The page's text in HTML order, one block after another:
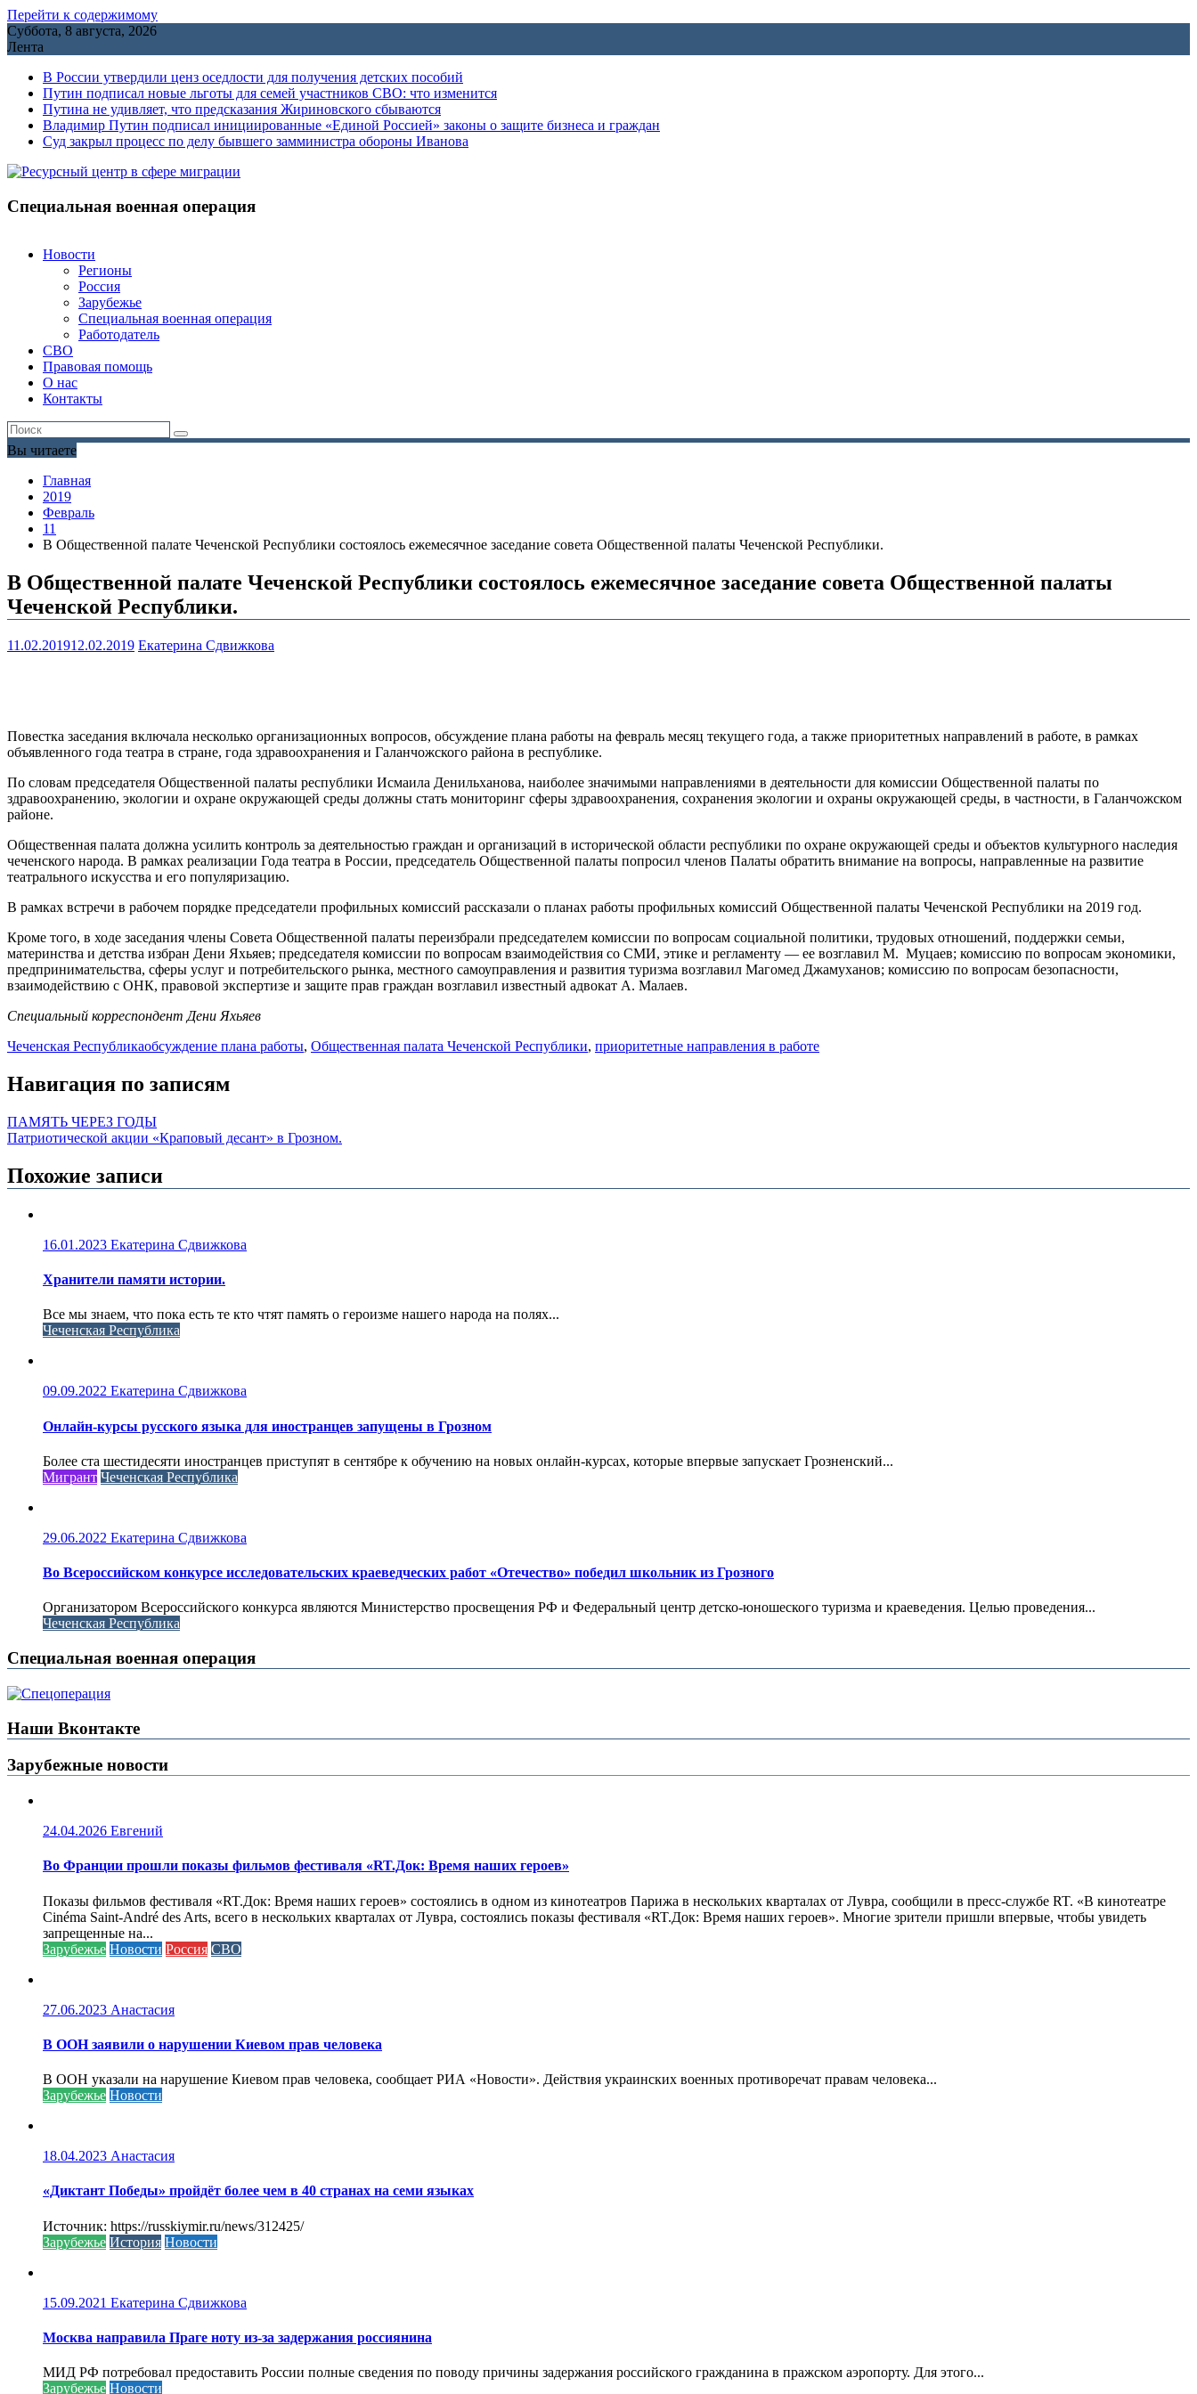
Перейти к содержимому
Суббота, 8 августа, 2026
Лента
В России утвердили ценз оседлости для получения детских пособий
Путин подписал новые льготы для семей участников СВО: что изменится
Путина не удивляет, что предсказания Жириновского сбываются
Владимир Путин подписал инициированные «Единой Россией» законы о защите бизнеса и граждан
Cуд закрыл процесс по делу бывшего замминистра обороны Иванова
Специальная военная операция
Новости
Регионы
Россия
Зарубежье
Специальная военная операция
Работодатель
СВО
Правовая помощь
О нас
Контакты
Вы читаете
Главная
2019
Февраль
11
В Общественной палате Чеченской Республики состоялось ежемесячное заседание совета Общественной палаты Чеченской Республики.
В Общественной палате Чеченской Республики состоялось ежемесячное заседание совета Общественной палаты
Чеченской Республики.
11.02.201912.02.2019 Екатерина Сдвижкова
Повестка заседания включала несколько организационных вопросов, обсуждение плана работы на февраль месяц текущего года, а также приоритетных направлений в работе, в рамках
объявленного года театра в стране, года здравоохранения и Галанчожского района в республике.
По словам председателя Общественной палаты республики Исмаила Денильханова, наиболее значимыми направлениями в деятельности для комиссии Общественной палаты по
здравоохранению, экологии и охране окружающей среды должны стать мониторинг сферы здравоохранения, сохранения экологии и охраны окружающей среды, в частности, в Галанчожском
районе.
Общественная палата должна усилить контроль за деятельностью граждан и организаций в исторической области республики по охране окружающей среды и объектов культурного наследия
чеченского народа. В рамках реализации Года театра в России, председатель Общественной палаты попросил членов Палаты обратить внимание на вопросы, направленные на развитие
театрального искусства и его популяризацию.
В рамках встречи в рабочем порядке председатели профильных комиссий рассказали о планах работы профильных комиссий Общественной палаты Чеченской Республики на 2019 год.
Кроме того, в ходе заседания члены Совета Общественной палаты переизбрали председателем комиссии по вопросам социальной политики, трудовых отношений, поддержки семьи,
материнства и детства избран Дени Яхьяев; председателя комиссии по вопросам взаимодействия со СМИ, этике и регламенту — ее возглавил М. Муцаев; комиссию по вопросам экономики,
предпринимательства, сферы услуг и потребительского рынка, местного самоуправления и развития туризма возглавил Магомед Джамуханов; комиссию по вопросам безопасности,
взаимодействию с ОНК, правовой экспертизе и защите прав граждан возглавил известный адвокат А. Малаев.
Специальный корреспондент Дени Яхьяев
Чеченская Республикаобсуждение плана работы, Общественная палата Чеченской Республики, приоритетные направления в работе
Навигация по записям
ПАМЯТЬ ЧЕРЕЗ ГОДЫ
Патриотической акции «Краповый десант» в Грозном.
Похожие записи
16.01.2023 Екатерина Сдвижкова
Хранители памяти истории.
Все мы знаем, что пока есть те кто чтят память о героизме нашего народа на полях...
Чеченская Республика
09.09.2022 Екатерина Сдвижкова
Онлайн-курсы русского языка для иностранцев запущены в Грозном
Более ста шестидесяти иностранцев приступят в сентябре к обучению на новых онлайн-курсах, которые впервые запускает Грозненский...
Мигрант Чеченская Республика
29.06.2022 Екатерина Сдвижкова
Во Всероссийском конкурсе исследовательских краеведческих работ «Отечество» победил школьник из Грозного
Организатором Всероссийского конкурса являются Министерство просвещения РФ и Федеральный центр детско-юношеского туризма и краеведения. Целью проведения...
Чеченская Республика
Специальная военная операция
Наши Вконтакте
Зарубежные новости
24.04.2026 Евгений
Во Франции прошли показы фильмов фестиваля «RT.Док: Время наших героев»
Показы фильмов фестиваля «RT.Док: Время наших героев» состоялись в одном из кинотеатров Парижа в нескольких кварталах от Лувра, сообщили в пресс-службе RT. «В кинотеатре
Cinéma Saint-André des Arts, всего в нескольких кварталах от Лувра, состоялись показы фестиваля «RT.Док: Время наших героев». Многие зрители пришли впервые, чтобы увидеть
запрещенные на...
Зарубежье Новости Россия СВО
27.06.2023 Анастасия
В ООН заявили о нарушении Киевом прав человека
В ООН указали на нарушение Киевом прав человека, сообщает РИА «Новости». Действия украинских военных противоречат правам человека...
Зарубежье Новости
18.04.2023 Анастасия
«Диктант Победы» пройдёт более чем в 40 странах на семи языках
Источник: https://russkiymir.ru/news/312425/
Зарубежье История Новости
15.09.2021 Екатерина Сдвижкова
Москва направила Праге ноту из-за задержания россиянина
МИД РФ потребовал предоставить России полные сведения по поводу причины задержания российского гражданина в пражском аэропорту. Для этого...
Зарубежье Новости